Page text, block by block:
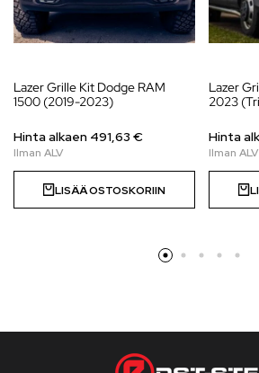
Lazer Grille Kit Dodge RAM
1500 (2019-2023)
Hinta alkaen 491,63 €
LISÄÄ OSTOSKORIIN
Lazer
2023
Hinta